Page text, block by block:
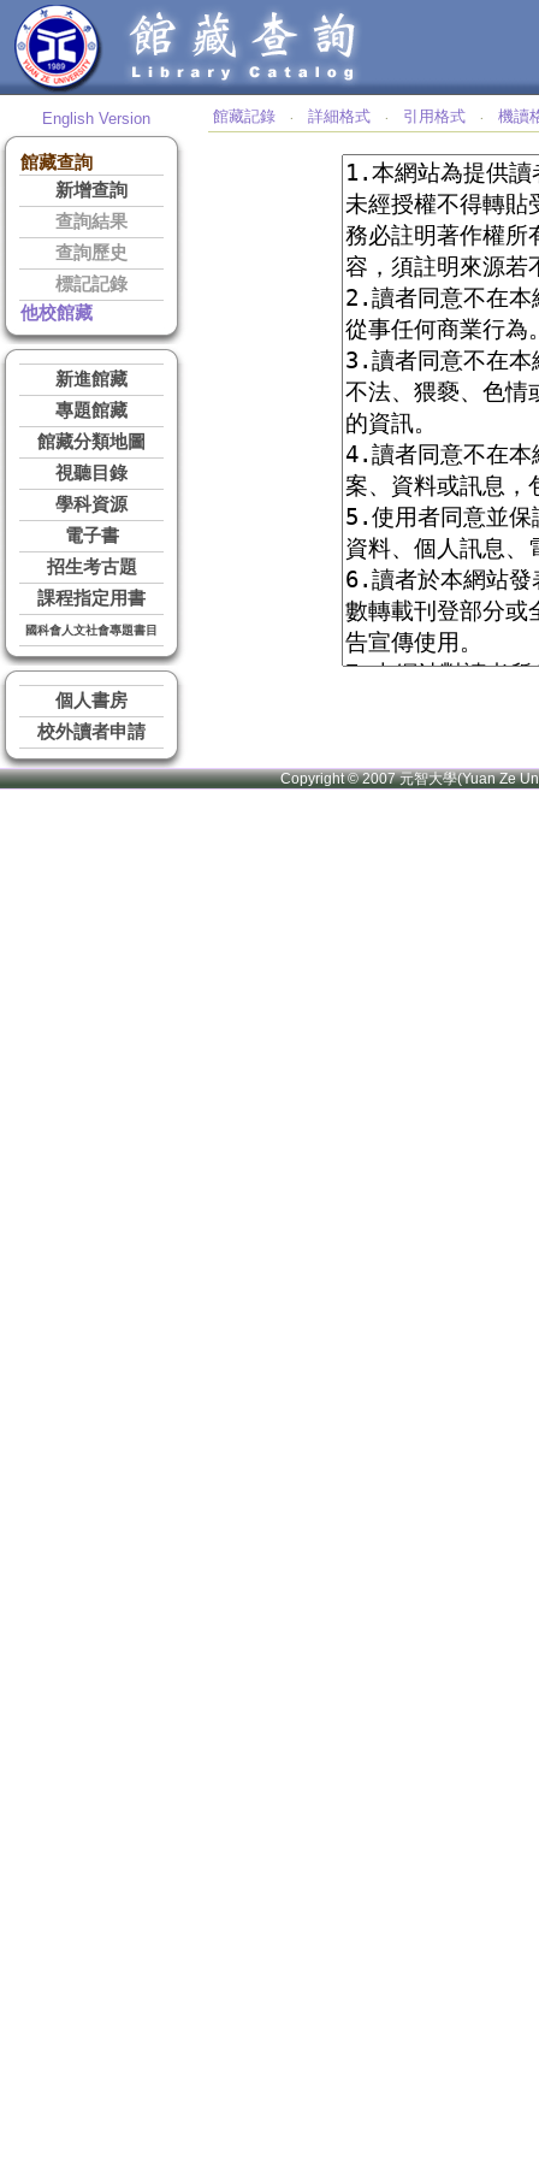
English Version
館藏查詢
新增查詢
查詢結果
查詢歷史
標記記錄
他校館藏
新進館藏
專題館藏
館藏分類地圖
視聽目錄
學科資源
電子書
招生考古題
課程指定用書
國科會人文社會專題書目
個人書房
校外讀者申請
館藏記錄 ‧ 詳細格式 ‧ 引用格式 ‧ 機讀
Copyright © 2007 元智大學(Yuan Ze